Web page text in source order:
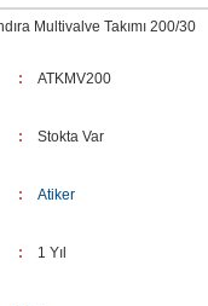
Multivalve Takımı 200/30
: ATKMV200
: Stokta Var
: Atiker
: 1 Yıl